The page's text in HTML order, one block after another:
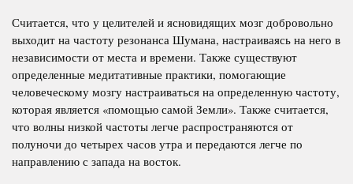
Считается, что у целителей и ясновидящих мозг добровольно
выходит на частоту резонанса Шумана, настраиваясь на него в
независимости от места и времени. Также существуют
определенные медитативные практики, помогающие
человеческому мозгу настраиваться на определенную частоту,
которая является «помощью самой Земли». Также считается,
что волны низкой частоты легче распространяются от
полуночи до четырех часов утра и передаются легче по
направлению с запада на восток.